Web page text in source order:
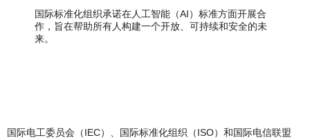
国际标准化组织承诺在人工智能（AI）标准方面开展合
作，旨在帮助所有人构建一个开放、可持续和安全的未
来。
国际电工委员会（IEC）、国际标准化组织（ISO）和国际电信联盟